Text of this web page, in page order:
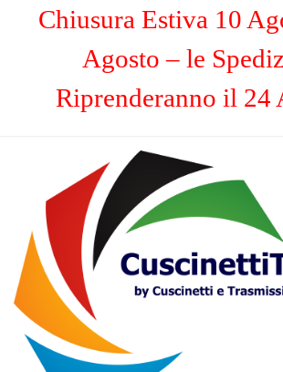
Chiusura Estiva 10
Agosto – le
Riprenderanno il 24